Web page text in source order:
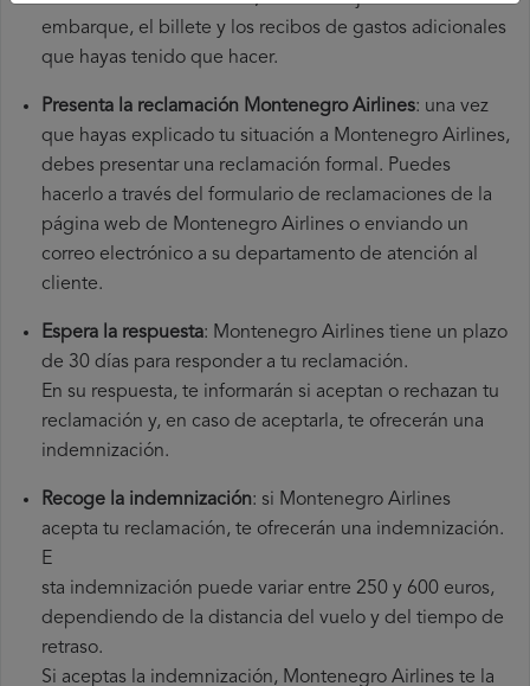
embarque, el billete y los recibos de gastos adicionales
que hayas tenido que hacer.
Presenta la reclamación Montenegro Airlines: una vez
que hayas explicado tu situación a Montenegro Airlines,
debes presentar una reclamación formal. Puedes
hacerlo a través del formulario de reclamaciones de la
página web de Montenegro Airlines o enviando un
correo electrónico a su departamento de atención al
cliente.
Espera la respuesta: Montenegro Airlines tiene un plazo
de 30 días para responder a tu reclamación.
En su respuesta, te informarán si aceptan o rechazan tu
reclamación y, en caso de aceptarla, te ofrecerán una
indemnización.
Recoge la indemnización: si Montenegro Airlines
acepta tu reclamación, te ofrecerán una indemnización.
E
sta indemnización puede variar entre 250 y 600 euros,
dependiendo de la distancia del vuelo y del tiempo de
retraso.
Si aceptas la indemnización, Montenegro Airlines te la